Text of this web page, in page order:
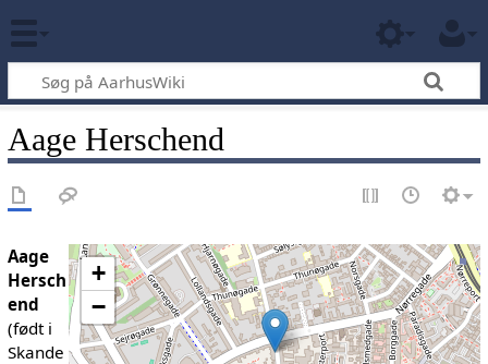
Aage Herschend
+
−
Aage
Hersch
end
(født i
Skande